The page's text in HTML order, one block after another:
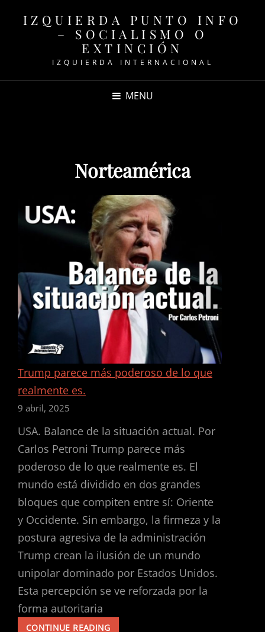
IZQUIERDA PUNTO INFO
– SOCIALISMO O
EXTINCIÓN
IZQUIERDA INTERNACIONAL
MENU
Norteamérica
Trump parece más poderoso de lo que
realmente es.
9 abril, 2025
USA. Balance de la situación actual. Por
Carlos Petroni Trump parece más
poderoso de lo que realmente es. El
mundo está dividido en dos grandes
bloques que compiten entre sí: Oriente
y Occidente. Sin embargo, la firmeza y la
postura agresiva de la administración
Trump crean la ilusión de un mundo
unipolar dominado por Estados Unidos.
Esta percepción se ve reforzada por la
forma autoritaria
CONTINUE READINGTRUMP